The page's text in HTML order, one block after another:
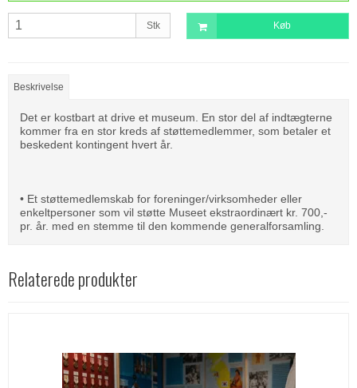
Stk Køb
Beskrivelse
Det er kostbart at drive et museum. En stor del af indtægterne
kommer fra en stor kreds af støttemedlemmer, som betaler et
beskedent kontingent hvert år.
• Et støttemedlemskab for foreninger/virksomheder eller
enkeltpersoner som vil støtte Museet ekstraordinært kr. 700,-
pr. år. med en stemme til den kommende generalforsamling.
Relaterede produkter